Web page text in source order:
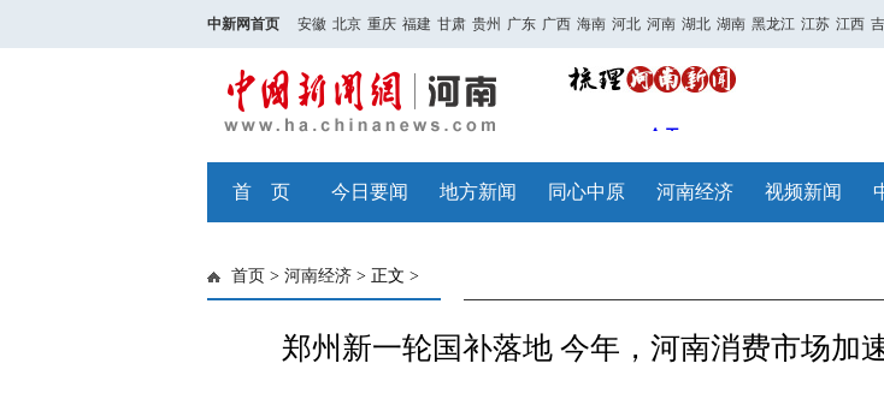
中新网首页 安徽 北京 重庆 福建 甘肃 贵州 广东 广西 海南 河北 河南 湖北 湖南 黑龙江 江苏 江西
首 页 今日要闻 地方新闻 同心中原 河南经济 视频新闻
首页 > 河南经济 > 正文 >
郑州新一轮国补落地 今年，河南消费市场加